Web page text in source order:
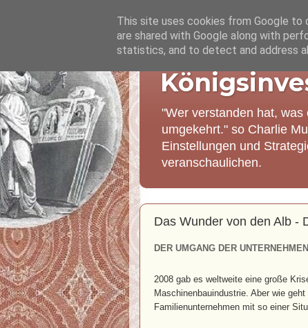
"Wer verstanden hat,
umgekehrt." so Charlie
Einstellungen und
veranschaulichen.
Das Wunder von den Alb -
DER UMGANG DER
2008 gab es weltweite eine große
Maschinenbauindustrie. Aber wie geht
Familienunternehmen mit so einer
This site uses cookies from Google to
are shared with Google along with
statistics, and to detect and address